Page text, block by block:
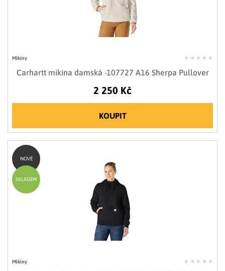
Mikiny
Carhartt mikina damská -107727 A16 Sherpa Pullover
2 250 Kč
KOUPIT
Mikiny
NOVÉ
SKLADEM